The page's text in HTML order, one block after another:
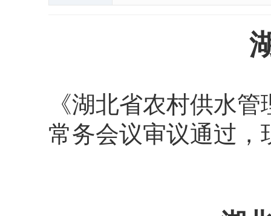
《湖北省农村供水
常务会议审议通过，